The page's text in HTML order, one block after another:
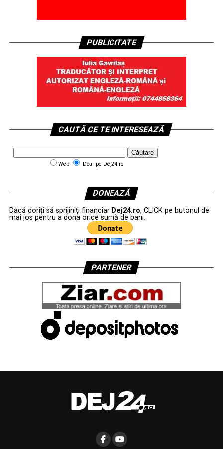
PUBLICITATE
CAUTĂ CE TE INTERESEAZĂ
Web Doar pe Dej24.ro
DONEAZĂ
Dacă doriți să sprijiniți financiar Dej24.ro, CLICK pe butonul de
mai jos pentru a dona orice sumă de bani.
PARTENER